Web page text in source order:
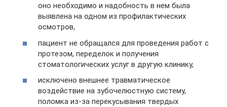
оно необходимо и надобность в нем была
выявлена на одном из профилактических
осмотров,
пациент не обращался для проведения работ с
протезом, переделок и получения
стоматологических услуг в другую клинику,
исключено внешнее травматическое
воздействие на зубочелюстную систему,
поломка из-за перекусывания твердых